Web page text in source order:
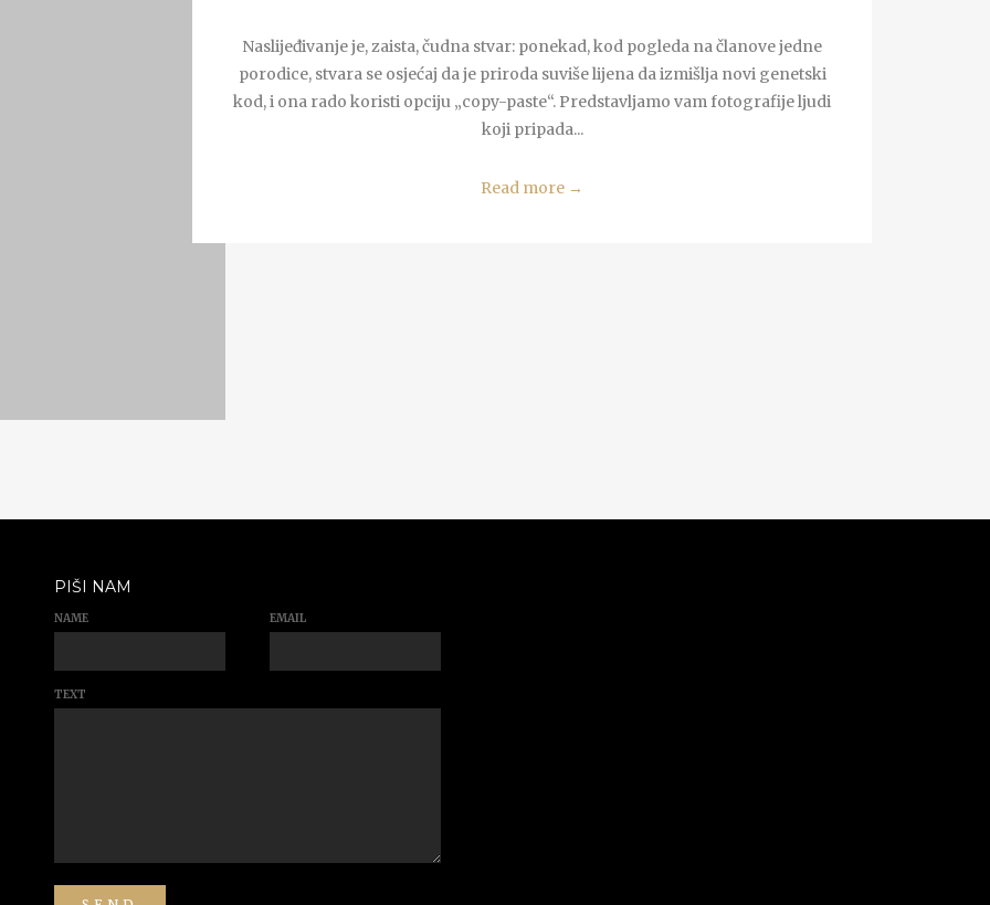
Naslijeđivanje je, zaista, čudna stvar: ponekad, kod pogleda na članove jedne
porodice, stvara se osjećaj da je priroda suviše lijena da izmišlja novi genetski
kod, i ona rado koristi opciju „copy-paste“. Predstavljamo vam fotografije ljudi
koji pripada...
Read more →
PIŠI NAM
NAME EMAIL
TEXT